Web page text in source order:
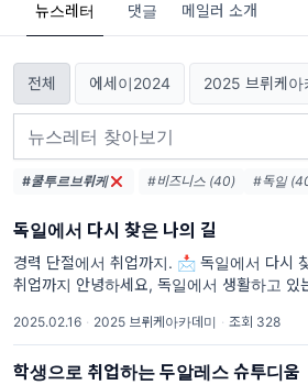
뉴스레터 댓글 메일러 소개
전체 에세이2024 2025 브뤼케아
#쿨투르브뤼케 #비즈니스 (40)
#독일
#취업 (17)
#남사장 (10)
#성장 (9)
#도전 (8)
#브뤼케아카데
#코칭 (7)
#유학 (6)
독일에서 다시 찾은 나의 길
경력 단절에서 취업까지. 📩 독일에서 다시
취업까지 안녕하세요, 독일에서 생활하고 있
2025.02.16 · 2025 브뤼케아카데미 · 조회 328
학생으로 취업하는 두알레스 슈투디움